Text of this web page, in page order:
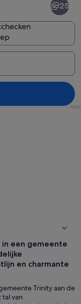
gebouw van steen,
25
in een gemeente
en charmante
Trinity aan de
tal van